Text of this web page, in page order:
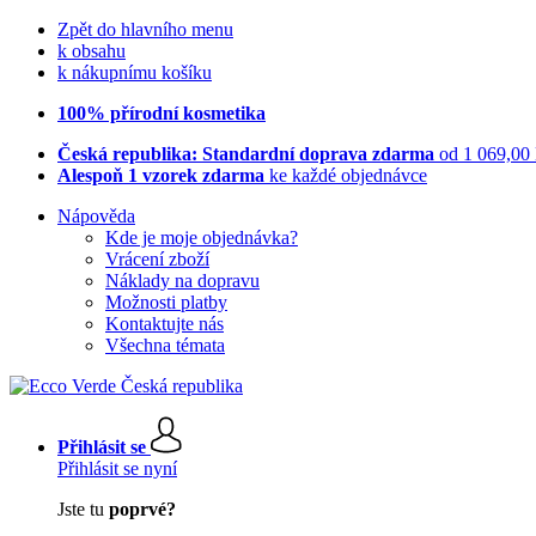
Zpět do hlavního menu
k obsahu
k nákupnímu košíku
100% přírodní kosmetika
Česká republika: Standardní doprava zdarma od 1 069,00
Alespoň 1 vzorek zdarma ke každé objednávce
Nápověda
Kde je moje objednávka?
Vrácení zboží
Náklady na dopravu
Možnosti platby
Kontaktujte nás
Všechna témata
Přihlásit se
Přihlásit se nyní
Jste tu poprvé?